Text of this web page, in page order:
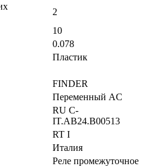
2
10
0.078
Пластик
FINDER
Переменный AC
RU C-
IT.AB24.B00513
RT I
Италия
Реле промежуточное